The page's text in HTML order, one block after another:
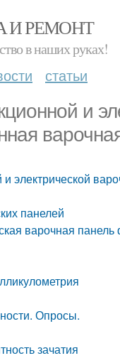
И РЕМОНТ
в наших руках!
статьи
и
электрической
панелей
варочная
Опросы.
зачатия